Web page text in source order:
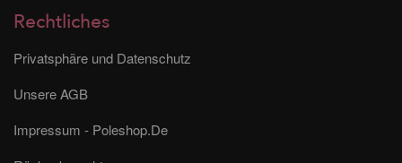
Rechtliches
Privatsphäre und Datenschutz
Unsere AGB
Impressum - Poleshop.De